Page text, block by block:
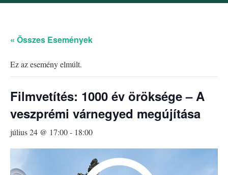
« Összes Események
Ez az esemény elmúlt.
Filmvetítés: 1000 év öröksége – A
veszprémi várnegyed megújítása
július 24 @ 17:00- 18:00